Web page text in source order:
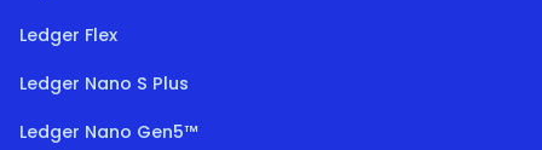
Ledger Flex
Ledger Nano S Plus
Ledger Nano Gen5™